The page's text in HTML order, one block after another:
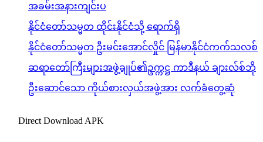
အခမ်းအနားကျင်းပ
နိုင်ငံတော်သမ္မတ ထိုင်းနိုင်ငံသို့ ရောက်ရှိ
နိုင်ငံတော်သမ္မတ ဦးမင်းအောင်လှိုင် မြန်မာနိုင်ငံကက်သလစ်
ဆရာတော်ကြီးများအဖွဲ့ချုပ်၏ဥက္ကဋ္ဌ ကာဒီနယ် ချားလ်စ်ဘို
ဦးဆောင်သော ကိုယ်စားလှယ်အဖွဲ့အား လက်ခံတွေ့ဆုံ
Direct Download APK